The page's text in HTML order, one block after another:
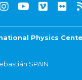
Physics
SPAIN